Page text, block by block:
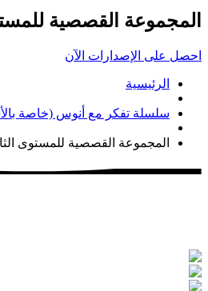
المجموعة القصصية
احصل على الإصدارات الآن
الرئيسية
سلسلة تفكر مع أنوس (خاصة
المجموعة القصصية للمستوى